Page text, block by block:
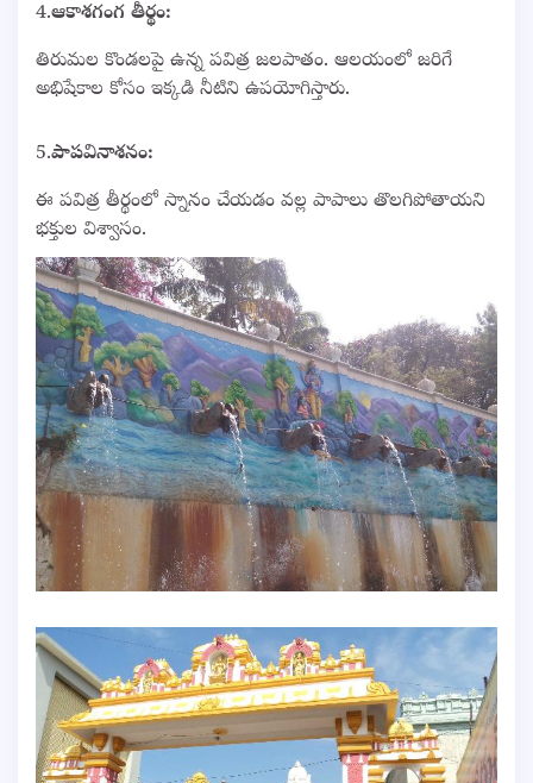
4.ఆకాశగంగ తీర్థం:
తిరుమల కొండలపై ఉన్న పవిత్ర జలపాతం. ఆలయంలో జరిగే
అభిషేకాల కోసం ఇక్కడి నీటిని ఉపయోగిస్తారు.
5.పాపవినాశనం:
ఈ పవిత్ర తీర్థంలో స్నానం చేయడం వల్ల పాపాలు తొలగిపోతాయని
భక్తుల విశ్వాసం.